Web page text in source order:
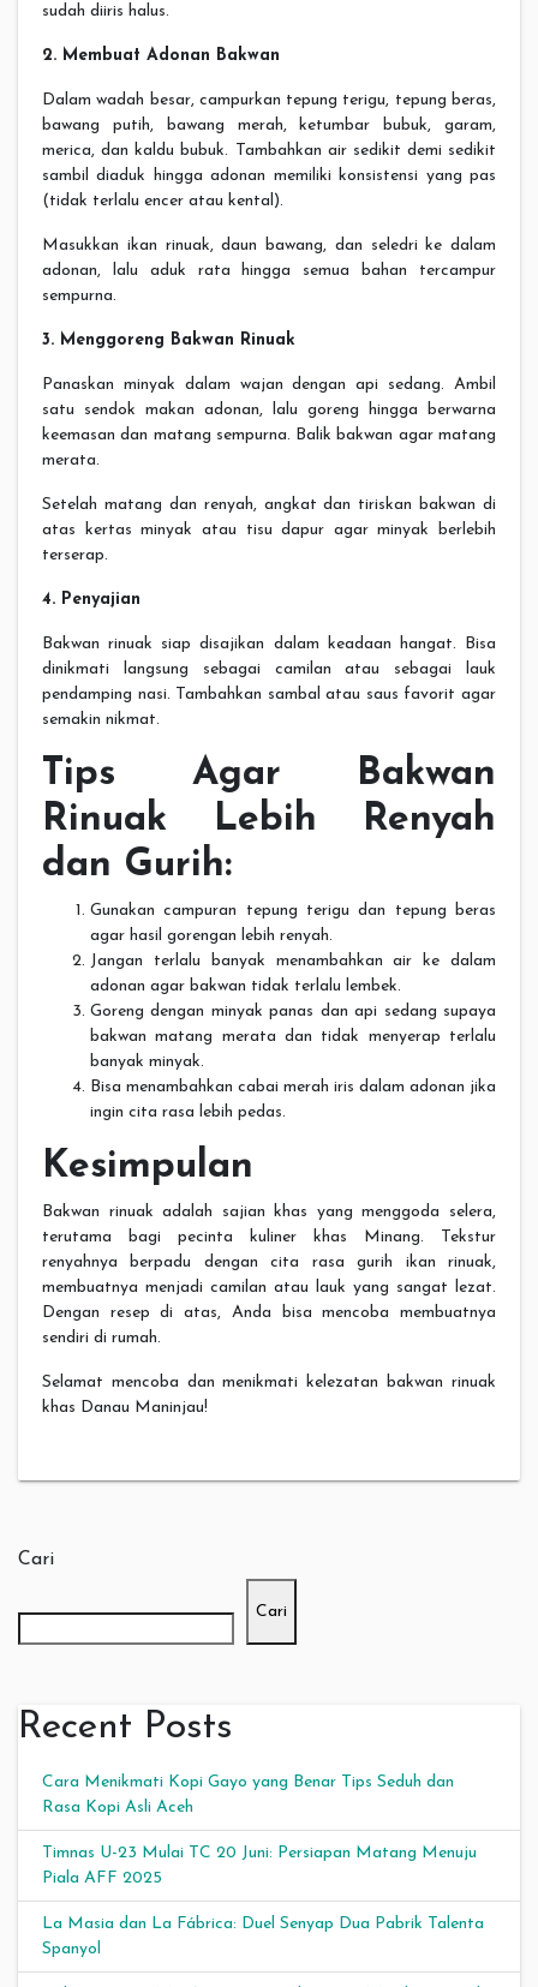
sudah diiris halus.
2. Membuat Adonan Bakwan
Dalam wadah besar, campurkan tepung terigu, tepung beras,
bawang putih, bawang merah, ketumbar bubuk, garam,
merica, dan kaldu bubuk. Tambahkan air sedikit demi sedikit
sambil diaduk hingga adonan memiliki konsistensi yang pas
(tidak terlalu encer atau kental).
Masukkan ikan rinuak, daun bawang, dan seledri ke dalam
adonan, lalu aduk rata hingga semua bahan tercampur
sempurna.
3. Menggoreng Bakwan Rinuak
Panaskan minyak dalam wajan dengan api sedang. Ambil
satu sendok makan adonan, lalu goreng hingga berwarna
keemasan dan matang sempurna. Balik bakwan agar matang
merata.
Setelah matang dan renyah, angkat dan tiriskan bakwan di
atas kertas minyak atau tisu dapur agar minyak berlebih
terserap.
4. Penyajian
Bakwan rinuak siap disajikan dalam keadaan hangat. Bisa
dinikmati langsung sebagai camilan atau sebagai lauk
pendamping nasi. Tambahkan sambal atau saus favorit agar
semakin nikmat.
Tips Agar Bakwan
Rinuak Lebih Renyah
dan Gurih:
Gunakan campuran tepung terigu dan tepung beras
agar hasil gorengan lebih renyah.
Jangan terlalu banyak menambahkan air ke dalam
adonan agar bakwan tidak terlalu lembek.
Goreng dengan minyak panas dan api sedang supaya
bakwan matang merata dan tidak menyerap terlalu
banyak minyak.
Bisa menambahkan cabai merah iris dalam adonan jika
ingin cita rasa lebih pedas.
Kesimpulan
Bakwan rinuak adalah sajian khas yang menggoda selera,
terutama bagi pecinta kuliner khas Minang. Tekstur
renyahnya berpadu dengan cita rasa gurih ikan rinuak,
membuatnya menjadi camilan atau lauk yang sangat lezat.
Dengan resep di atas, Anda bisa mencoba membuatnya
sendiri di rumah.
Selamat mencoba dan menikmati kelezatan bakwan rinuak
khas Danau Maninjau!
Cari
Cari
Recent Posts
Cara Menikmati Kopi Gayo yang Benar Tips Seduh dan
Rasa Kopi Asli Aceh
Timnas U-23 Mulai TC 20 Juni: Persiapan Matang Menuju
Piala AFF 2025
La Masia dan La Fábrica: Duel Senyap Dua Pabrik Talenta
Spanyol